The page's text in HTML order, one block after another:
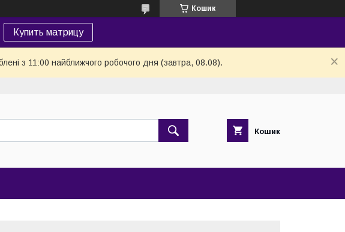
Кошик
Купить матрицу
з 11:00 найближчого робочого дня (завтра, 08.08).
Кошик